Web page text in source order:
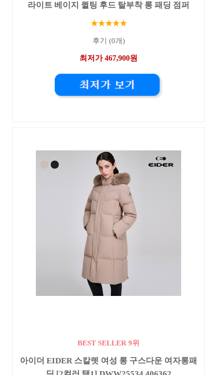
라이트 베이지 퀼팅 후드 탈부착 롱 패딩 점퍼
★★★★★
후기 (0개)
최저가 467,900원
BEST SELLER 9위
아이더 EIDER 스칼렛 여성 롱 구스다운 여자롱패